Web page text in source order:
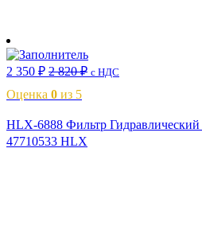
2 350 ₽ 2 820₽ с НДС
Оценка 0 из 5
HLX-6888 Фильтр Гидравлический
47710533 HLX